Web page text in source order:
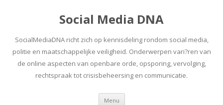
Social Media DNA
SocialMediaDNA richt zich op kennisdeling rondom social media,
politie en maatschappelijke veiligheid. Onderwerpen vari?ren van
de online aspecten van openbare orde, opsporing, vervolging,
rechtspraak tot crisisbeheersing en communicatie.
Menu Spring